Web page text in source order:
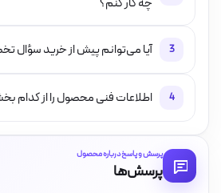
چه کار کنم؟
3 آیا می‌توانم پیش از خرید سؤال
4 اطلاعات فنی محصول را از کدام
پرسش و پاسخ درباره محصول
پرسش‌ها